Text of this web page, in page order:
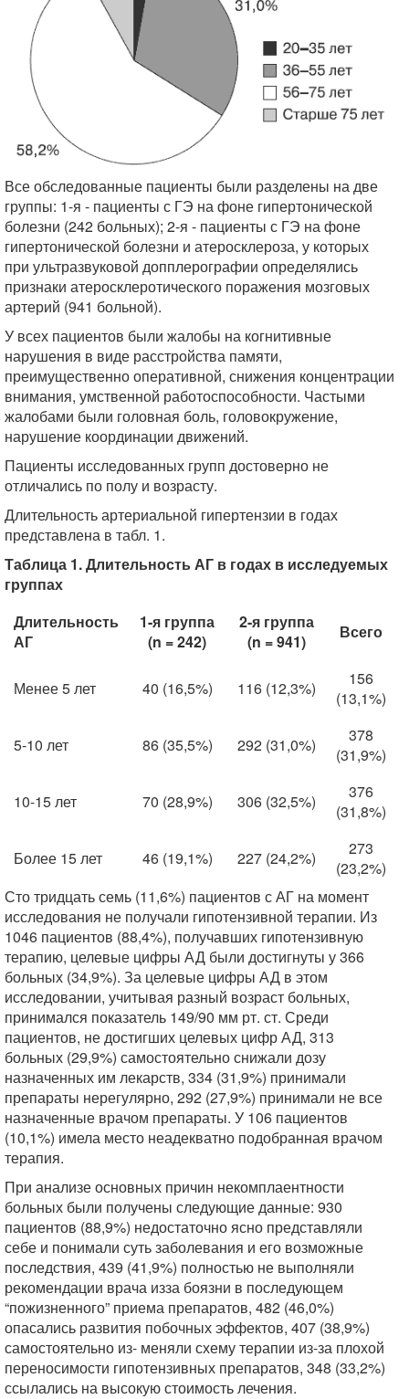
Все обследованные пациенты были разделены на две
группы: 1-я - пациенты с ГЭ на фоне гипертонической
болезни (242 больных); 2-я - пациенты с ГЭ на фоне
гипертонической болезни и атеросклероза, у которых
при ультразвуковой допплерографии определялись
признаки атеросклеротического поражения мозговых
артерий (941 больной).
У всех пациентов были жалобы на когнитивные
нарушения в виде расстройства памяти,
преимущественно оперативной, снижения концентрации
внимания, умственной работоспособности. Частыми
жалобами были головная боль, головокружение,
нарушение координации движений.
Пациенты исследованных групп достоверно не
отличались по полу и возрасту.
Длительность артериальной гипертензии в годах
представлена в табл. 1.
Таблица 1. Длительность АГ в годах в исследуемых
группах
Длительность
АГ
1-я группа
(n = 242)
2-я группа
(n = 941)
Всего
Менее 5 лет 40 (16,5%) 116 (12,3%)
156
(13,1%)
5-10 лет 86 (35,5%) 292 (31,0%)
378
(31,9%)
10-15 лет 70 (28,9%) 306 (32,5%)
376
(31,8%)
Более 15 лет 46 (19,1%) 227 (24,2%)
273
(23,2%)
Сто тридцать семь (11,6%) пациентов с АГ на момент
исследования не получали гипотензивной терапии. Из
1046 пациентов (88,4%), получавших гипотензивную
терапию, целевые цифры АД были достигнуты у 366
больных (34,9%). За целевые цифры АД в этом
исследовании, учитывая разный возраст больных,
принимался показатель 149/90 мм рт. ст. Среди
пациентов, не достигших целевых цифр АД, 313
больных (29,9%) самостоятельно снижали дозу
назначенных им лекарств, 334 (31,9%) принимали
препараты нерегулярно, 292 (27,9%) принимали не все
назначенные врачом препараты. У 106 пациентов
(10,1%) имела место неадекватно подобранная врачом
терапия.
При анализе основных причин некомплаентности
больных были получены следующие данные: 930
пациентов (88,9%) недостаточно ясно представляли
себе и понимали суть заболевания и его возможные
последствия, 439 (41,9%) полностью не выполняли
рекомендации врача изза боязни в последующем
“пожизненного” приема препаратов, 482 (46,0%)
опасались развития побочных эффектов, 407 (38,9%)
самостоятельно из- меняли схему терапии из-за плохой
переносимости гипотензивных препаратов, 348 (33,2%)
ссылались на высокую стоимость лечения.